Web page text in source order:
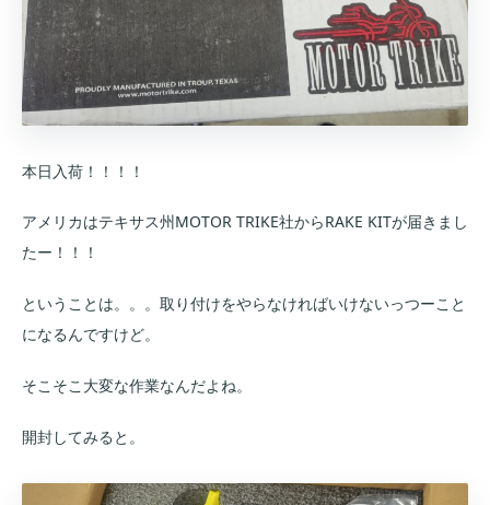
本日入荷！！！！
アメリカはテキサス州MOTOR TRIKE社からRAKE KITが届きまし
たー！！！
ということは。。。取り付けをやらなければいけないっつーこと
になるんですけど。
そこそこ大変な作業なんだよね。
開封してみると。